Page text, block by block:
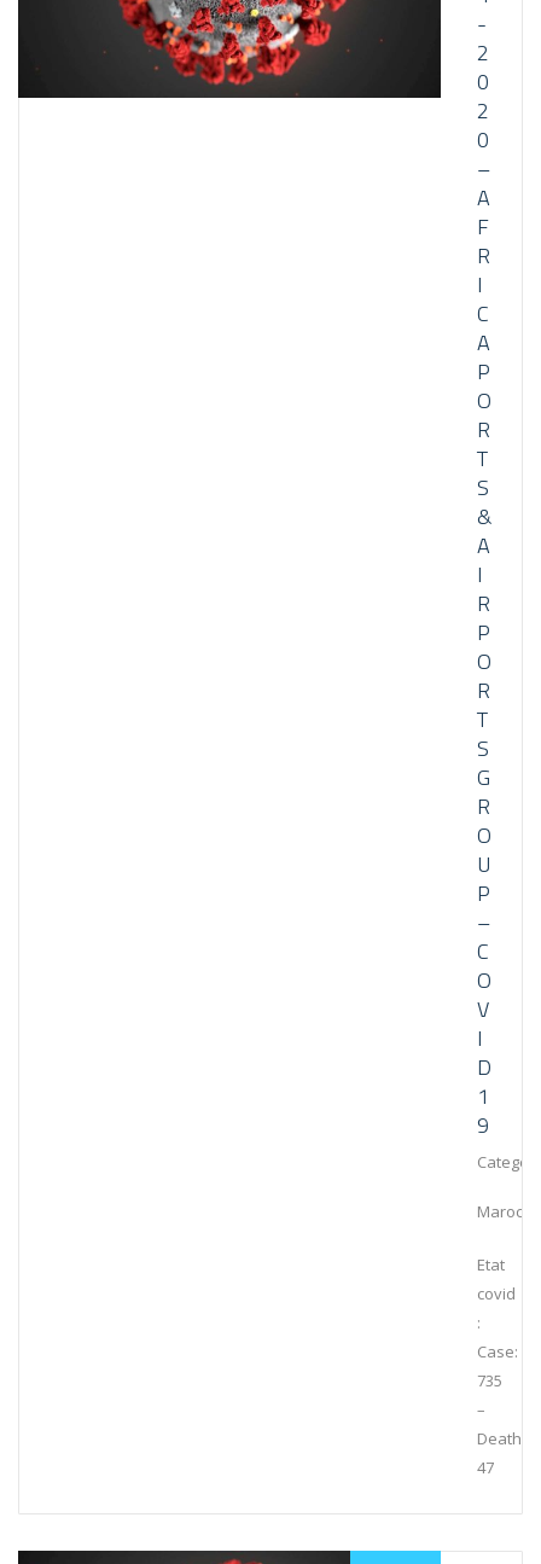
-
2
0
2
0
–
A
F
R
I
C
A
P
O
R
T
S
&
A
I
R
P
O
R
T
S
G
R
O
U
P
–
C
O
V
I
D
1
9
Maroc
Etat
covid
:
Case:
735
–
Death:
47